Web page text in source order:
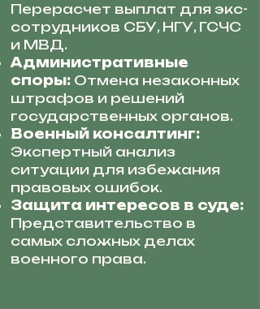
Перерасчет выплат для экс-
сотрудников СБУ, НГУ, ГСЧС
и МВД.
Административные
споры: Отмена незаконных
штрафов и решений
государственных органов.
Военный консалтинг:
Экспертный анализ
ситуации для избежания
правовых ошибок.
Защита интересов в суде:
Представительство в
самых сложных делах
военного права.